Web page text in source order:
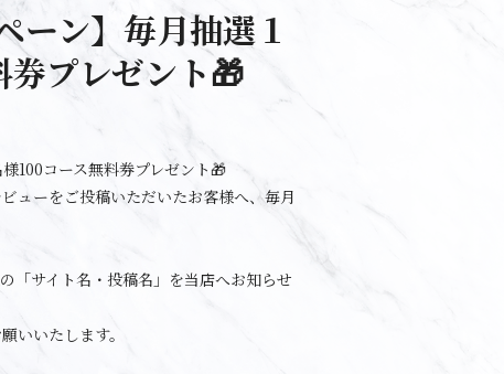
ーン】毎月抽選１
券プレゼント🎁
100コース無料券プレゼント🎁
ューをご投稿いただいたお客様へ、毎月
「サイト名・投稿名」を当店へお知らせ
いいたします。